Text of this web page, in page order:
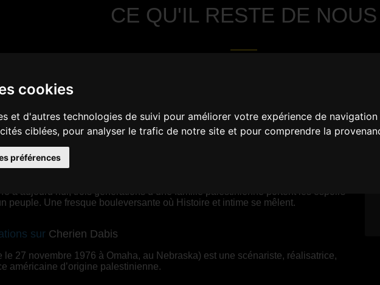
cookies
et d'autres technologies de suivi pour améliorer votre expérience de
ciblées, pour analyser le trafic de notre site et pour comprendre la
préférences
CE QU'IL RESTE DE NOUS
| 02:25 | Allemagne, Chypre, Palestine, U.S.A., Jordanie, Em
à aujourd’hui, trois générations d’une famille palestinienne portent les espoirs
peuple. Une fresque bouleversante où Histoire et intime se mêlent.
sur Cherien Dabis
le 27 novembre 1976 à Omaha, au Nebraska) est une scénariste, réalisatrice,
américaine d’origine palestinienne.